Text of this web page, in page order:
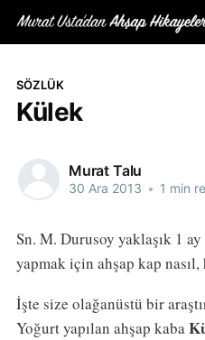
SÖZLÜK
Külek
Murat Talu
30 Ara 2013 • 1 min
Sn. M. Durusoy yaklaşık 1
yapmak için ahşap kap
İşte size olağanüstü bir
Yoğurt yapılan ahşap kaba